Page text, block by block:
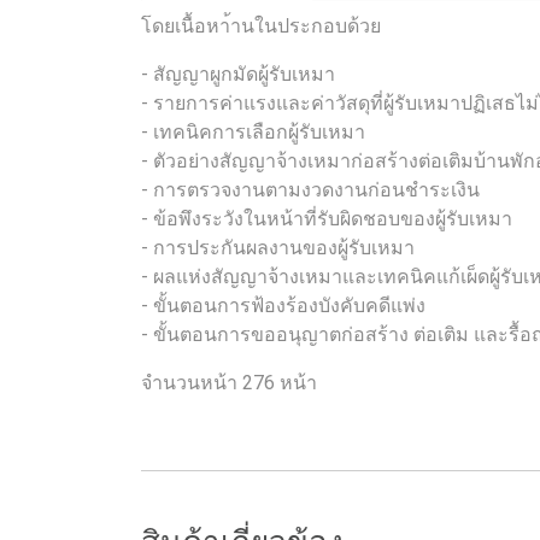
โดยเนื้อหา้านในประกอบด้วย
- สัญญาผูกมัดผู้รับเหมา
- รายการค่าแรงและค่าวัสดุที่ผู้รับเหมาปฏิเสธไ
- เทคนิคการเลือกผู้รับเหมา
- ตัวอย่างสัญญาจ้างเหมาก่อสร้างต่อเติมบ้านพั
- การตรวจงานตามงวดงานก่อนชำระเงิน
- ข้อพึงระวังในหน้าที่รับผิดชอบของผู้รับเหมา
- การประกันผลงานของผู้รับเหมา
- ผลแห่งสัญญาจ้างเหมาและเทคนิคแก้เผ็ดผู้รับเ
- ขั้นตอนการฟ้องร้องบังคับคดีแพ่ง
- ขั้นตอนการขออนุญาตก่อสร้าง ต่อเติม และรื้อ
จำนวนหน้า 276 หน้า